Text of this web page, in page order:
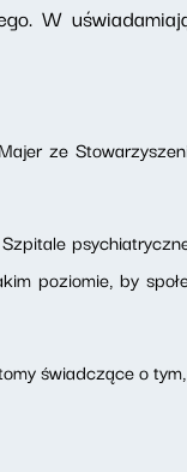
W
ze
poziomie, by
świadczące o